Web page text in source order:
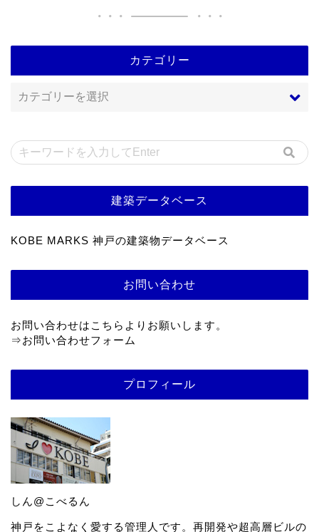
カテゴリー
建築データベース
KOBE MARKS 神戸の建築物データベース
お問い合わせ
お問い合わせはこちらよりお願いします。
⇒お問い合わせフォーム
プロフィール
しん@こべるん
神戸をこよなく愛する管理人です。再開発や超高層ビルの